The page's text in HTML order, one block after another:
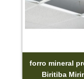
forro mineral
Biritiba